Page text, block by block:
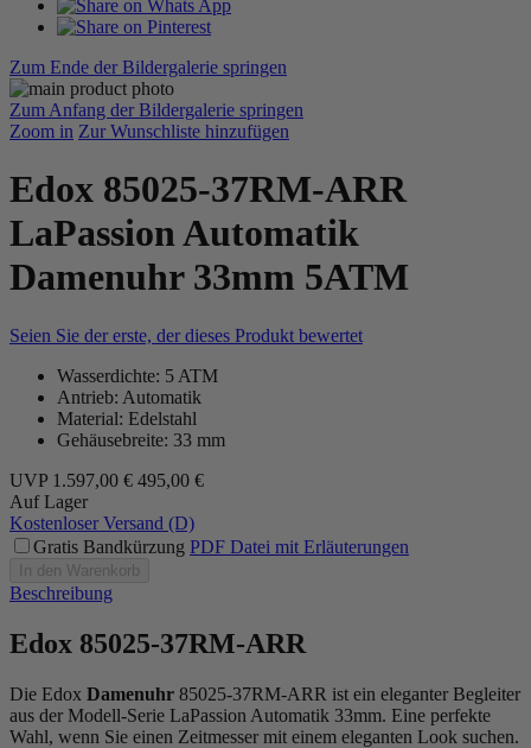
Zum Ende der Bildergalerie springen
Zum Anfang der Bildergalerie springen
Zoom in Zur Wunschliste hinzufügen
Edox 85025-37RM-ARR
LaPassion Automatik
Damenuhr 33mm 5ATM
Seien Sie der erste, der dieses Produkt bewertet
Wasserdichte: 5 ATM
Antrieb: Automatik
Material: Edelstahl
Gehäusebreite: 33 mm
UVP 1.597,00 € 495,00 €
Auf Lager
Kostenloser Versand (D)
Gratis Bandkürzung PDF Datei mit Erläuterungen
In den Warenkorb
Beschreibung
Edox 85025-37RM-ARR
Die Edox Damenuhr 85025-37RM-ARR ist ein eleganter Begleiter
aus der Modell-Serie LaPassion Automatik 33mm. Eine perfekte
Wahl, wenn Sie einen Zeitmesser mit einem eleganten Look suchen.